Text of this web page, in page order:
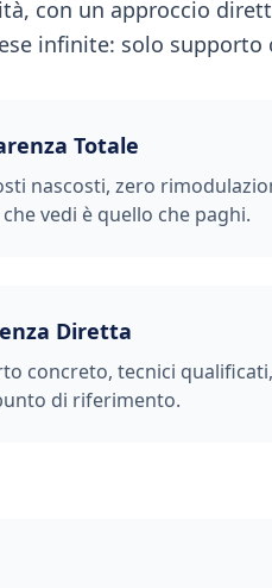
con un approccio
infinite: solo supporto
Totale
nascosti, zero
vedi è quello che paghi.
Diretta
concreto, tecnici
di riferimento.